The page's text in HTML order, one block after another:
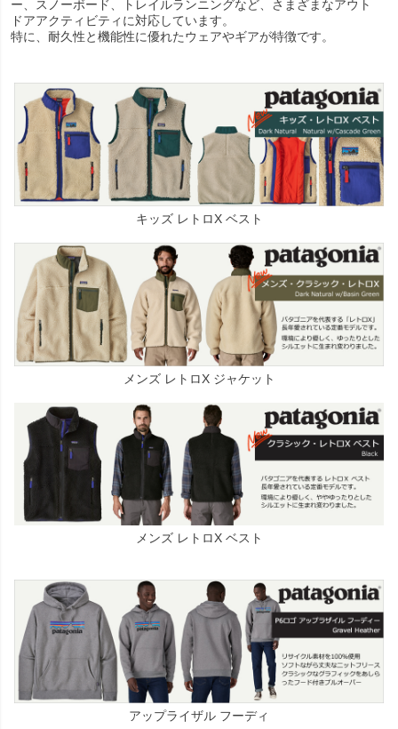
ー、スノーボード、トレイルランニングなど、さまざまなアウト
ドアアクティビティに対応しています。
特に、耐久性と機能性に優れたウェアやギアが特徴です。
キッズ レトロX ベスト
メンズ レトロX ジャケット
メンズ レトロX ベスト
アップライザル フーディ